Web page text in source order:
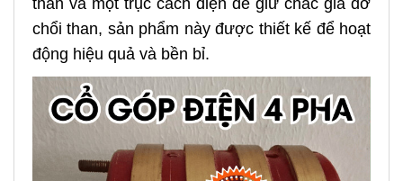
than và một trục cách điện để giữ chắc giá đỡ
chổi than, sản phẩm này được thiết kế để hoạt
động hiệu quả và bền bỉ.